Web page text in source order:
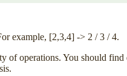
example, [2,3,4] -> 2 / 3 / 4.
operations. You should